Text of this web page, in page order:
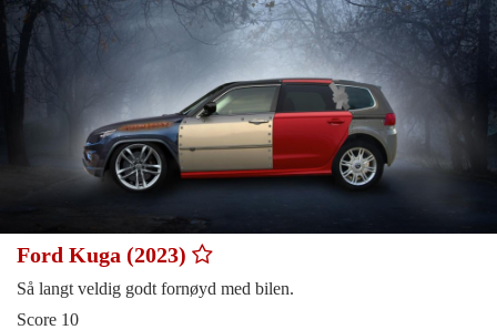
Ford Kuga (2023)
Så langt veldig godt fornøyd med bilen.
Score 10